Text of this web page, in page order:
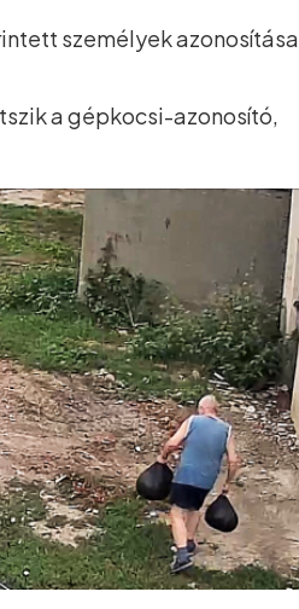
személyek azonosítása
a gépkocsi-azonosító,